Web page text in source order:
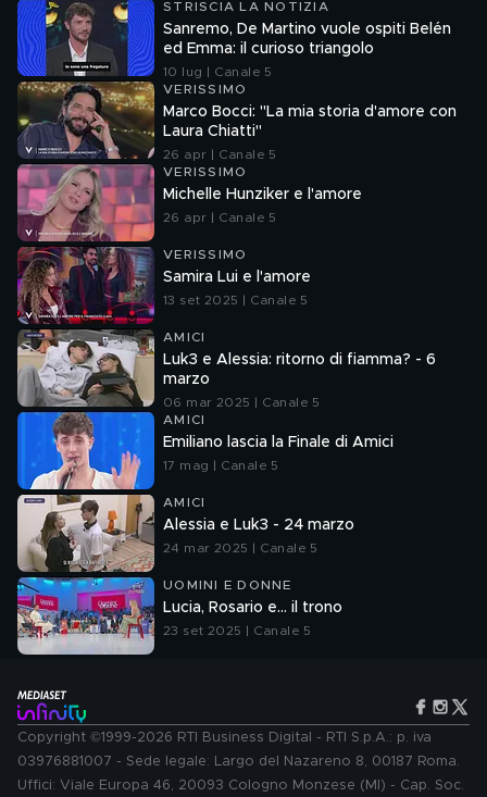
STRISCIA LA NOTIZIA
Sanremo, De Martino vuole ospiti Belén
ed Emma: il curioso triangolo
10 lug | Canale 5
VERISSIMO
Marco Bocci: "La mia storia d'amore con
Laura Chiatti"
26 apr | Canale 5
VERISSIMO
Michelle Hunziker e l'amore
26 apr | Canale 5
VERISSIMO
Samira Lui e l'amore
13 set 2025 | Canale 5
AMICI
Luk3 e Alessia: ritorno di fiamma? - 6
marzo
06 mar 2025 | Canale 5
AMICI
Emiliano lascia la Finale di Amici
17 mag | Canale 5
AMICI
Alessia e Luk3 - 24 marzo
24 mar 2025 | Canale 5
UOMINI E DONNE
Lucia, Rosario e... il trono
23 set 2025 | Canale 5
Copyright ©1999-2026 RTI Business Digital - RTI S.p.A.: p. iva
03976881007 - Sede legale: Largo del Nazareno 8, 00187 Roma.
Uffici: Viale Europa 46, 20093 Cologno Monzese (MI) - Cap. Soc.